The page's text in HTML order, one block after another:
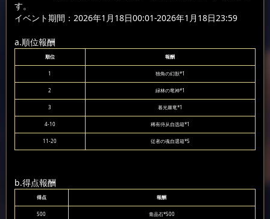
す。
イベント期間：2026年1月18日00:01-2026年1月18日23:59
a.順位報酬
順位 報酬
1 独角の幻獣*1
2 緑林の竜神*1
3 暮光棘竜*1
4-10 稀有侍从自选箱*1
11-20 従者の魂自選箱*5
b.得点報酬
得点 報酬
500 青晶石*500